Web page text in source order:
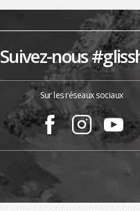
Suivez-nous
Sur les réseaux sociaux